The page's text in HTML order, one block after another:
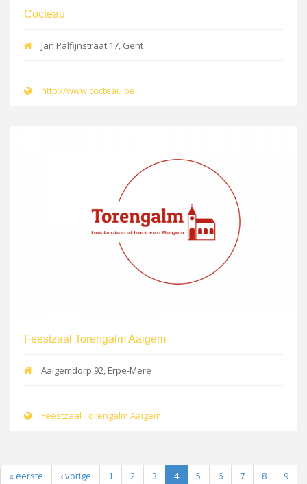
Cocteau
Jan Palfijnstraat 17, Gent
http://www.cocteau.be
Feestzaal Torengalm Aaigem
Aaigemdorp 92, Erpe-Mere
Feestzaal Torengalm Aaigem
« eerste ‹ vorige 1 2 3 4 5 6 7 8
9